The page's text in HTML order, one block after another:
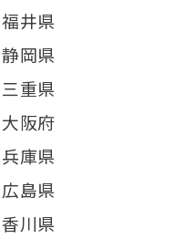
福井県
静岡県
三重県
大阪府
兵庫県
広島県
香川県